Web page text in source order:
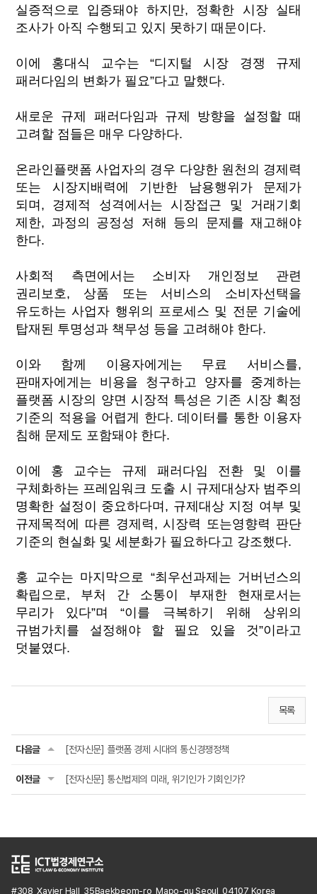
실증적으로 입증돼야 하지만, 정확한 시장 실태
조사가 아직 수행되고 있지 못하기 때문이다.
이에 홍대식 교수는 “디지털 시장 경쟁 규제
패러다임의 변화가 필요”다고 말했다.
새로운 규제 패러다임과 규제 방향을 설정할 때
고려할 점들은 매우 다양하다.
온라인플랫폼 사업자의 경우 다양한 원천의 경제력
또는 시장지배력에 기반한 남용행위가 문제가
되며, 경제적 성격에서는 시장접근 및 거래기회
제한, 과정의 공정성 저해 등의 문제를 재고해야
한다.
사회적 측면에서는 소비자 개인정보 관련
권리보호, 상품 또는 서비스의 소비자선택을
유도하는 사업자 행위의 프로세스 및 전문 기술에
탑재된 투명성과 책무성 등을 고려해야 한다.
이와 함께 이용자에게는 무료 서비스를,
판매자에게는 비용을 청구하고 양자를 중계하는
플랫폼 시장의 양면 시장적 특성은 기존 시장 획정
기준의 적용을 어렵게 한다. 데이터를 통한 이용자
침해 문제도 포함돼야 한다.
이에 홍 교수는 규제 패러다임 전환 및 이를
구체화하는 프레임워크 도출 시 규제대상자 범주의
명확한 설정이 중요하다며, 규제대상 지정 여부 및
규제목적에 따른 경제력, 시장력 또는영향력 판단
기준의 현실화 및 세분화가 필요하다고 강조했다.
홍 교수는 마지막으로 “최우선과제는 거버넌스의
확립으로, 부처 간 소통이 부재한 현재로서는
무리가 있다”며 “이를 극복하기 위해 상위의
규범가치를 설정해야 할 필요 있을 것”이라고
덧붙였다.
목록
다음글 [전자신문] 플랫폼 경제 시대의 통신경쟁정책
이전글 [전자신문] 통신법제의 미래, 위기인가 기회인가?
#308, Xavier Hall, 35Baekbeom-ro, Mapo-gu,Seoul, 04107, Korea